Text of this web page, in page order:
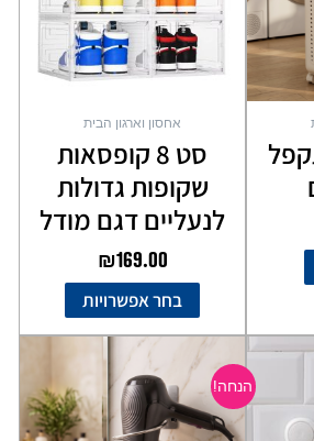
אחסון וארגון הבית
סט 8 קופסאות
שקופות גדולות
לנעליים דגם מודל
₪169.00
בחר אפשרויות
ניתן
לבחור
את
הנחה!
המחיר
המקורי
היה:
₪69.00.
הוא:
₪49.00.